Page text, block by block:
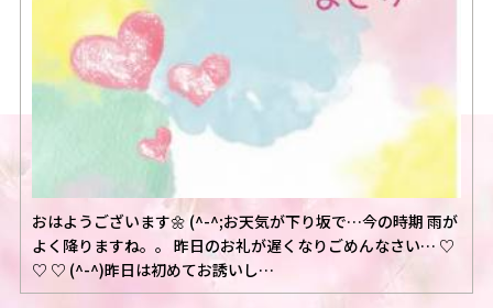
おはようございます🌼 (^-^;お天気が下り坂で…今の時期 雨が
よく降りますね。。 昨日のお礼が遅くなりごめんなさい… ♡
♡ ♡ (^-^)昨日は初めてお誘いし…